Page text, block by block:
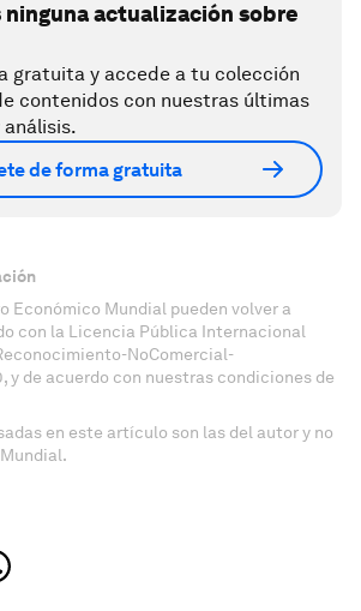
ninguna actualización sobre
gratuita y accede a tu colección
contenidos con nuestras últimas
de forma gratuita
Económico Mundial pueden volver a
con la Licencia Pública Internacional
NoComercial-
y de acuerdo con nuestras condiciones de
en este artículo son las del autor y no